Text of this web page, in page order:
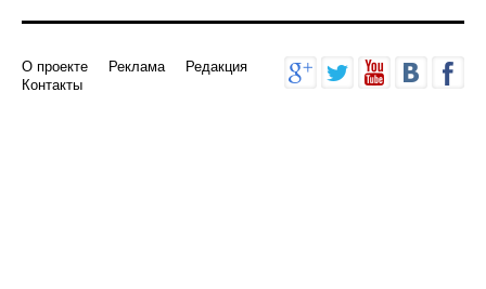
О проекте Реклама
Редакция
Контакты